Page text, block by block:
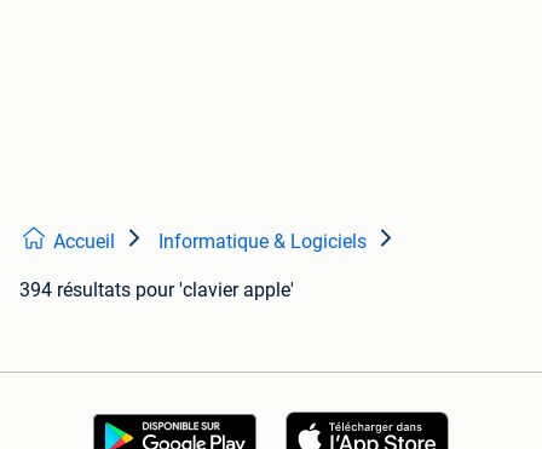
Accueil Informatique & Logiciels
394 résultats pour 'clavier apple'